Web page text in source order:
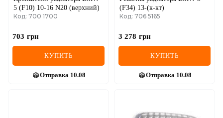
5 (F10) 10-16 N20 (верхний)
Код: 700 1700
703 грн
КУПИТЬ
Отправка 10.08
(F34) 13-(к-кт)
Код: 706 5165
3 278 грн
КУПИТЬ
Отправка 10.08